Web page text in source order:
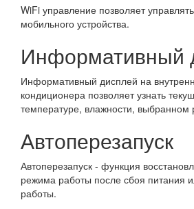
WiFi управление позволяет
мобильного устройства.
Информативный
Информативный дисплей на
кондиционера позволяет узнать
температуре, влажности,
Автоперезапуск
Автоперезапуск - функция
режима работы после сбоя питания
работы.